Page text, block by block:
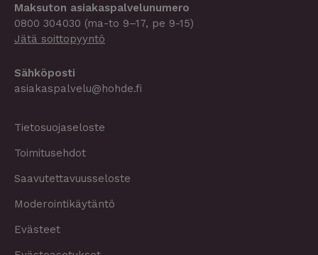
Maksuton asiakaspalvelu­­numero
0800 304030 (ma-to 9–17, pe 9-15)
Jätä soittopyyntö
Sähköposti
asiakaspalvelu@hohde.fi
Tietosuojaseloste
Toimitusehdot
Saavutettavuusseloste
Moderointikäytäntö
Evästeet